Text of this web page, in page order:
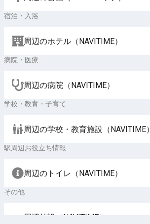
宿泊・入浴
周辺のホテル（NAVITIME）
病院・医療
周辺の病院（NAVITIME）
学校・教育・子育て
周辺の学校・教育施設（NAVITIME）
駅周辺お役立ち情報
周辺のトイレ（NAVITIME）
その他
周辺施設（NAVITIME）